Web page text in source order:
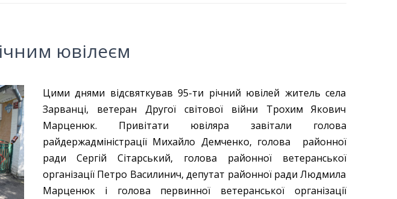
ювілеєм
Цими днями відсвяткував 95-ти річний ювілей житель села
Зарванці, ветеран Другої світової війни Трохим Якович
Марценюк. Привітати ювіляра завітали голова
райдержадміністрації Михайло Демченко, голова районної
ради Сергій Сітарський, голова районної ветеранської
організації Петро Василинич, депутат районної ради Людмила
Марценюк і голова первинної ветеранської організації